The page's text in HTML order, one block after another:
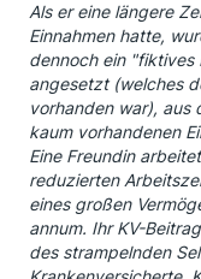
Als er eine längere
Einnahmen hatte,
dennoch ein "fiktives
angesetzt (welches
vorhanden war), aus
kaum vorhandenen
Eine Freundin
reduzierten
eines großen
annum. Ihr KV-
des strampelnden